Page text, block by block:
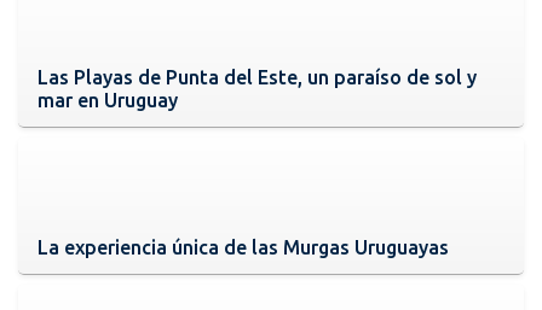
Las Playas de Punta del Este, un paraíso de sol y
mar en Uruguay
La experiencia única de las Murgas Uruguayas